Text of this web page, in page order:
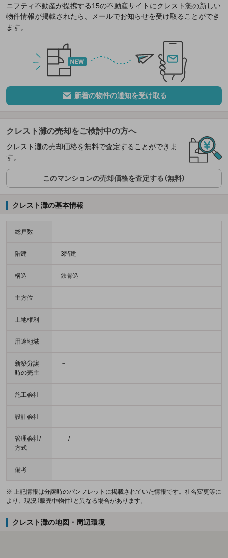
ニフティ不動産が提携する15の不動産サイトにクレスト灘の新しい
物件情報が掲載されたら、メールでお知らせを受け取ることができ
ます。
新着の物件の通知を受け取る
クレスト灘の売却をご検討中の方へ
クレスト灘の売却価格を無料で査定することができま
す。
このマンションの売却価格を査定する（無料）
クレスト灘の基本情報
総戸数 －
階建 3階建
構造 鉄骨造
主方位 －
土地権利 －
用途地域 －
新築分譲
時の売主
－
施工会社 －
設計会社 －
管理会社/
方式
－ / －
備考 －
※ 上記情報は分譲時のパンフレットに掲載されていた情報です。社名変更等に
より、現況（販売中物件）と異なる場合があります。
クレスト灘の地図・周辺環境